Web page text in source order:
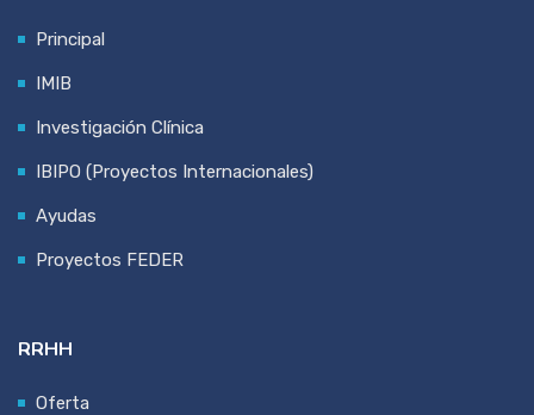
Principal
IMIB
Investigación Clínica
IBIPO (Proyectos Internacionales)
Ayudas
Proyectos FEDER
RRHH
Oferta